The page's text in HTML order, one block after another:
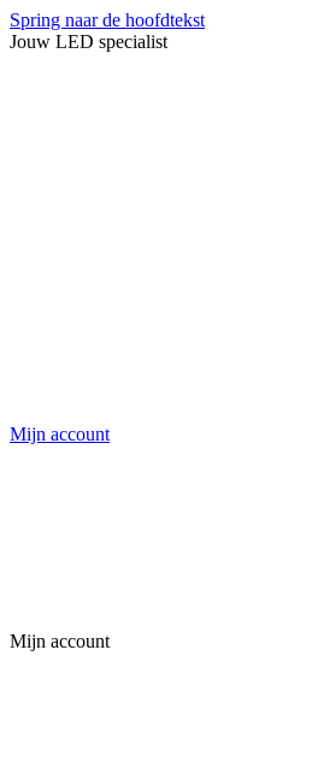
Spring naar de hoofdtekst
Jouw LED specialist
Mijn account
Mijn account